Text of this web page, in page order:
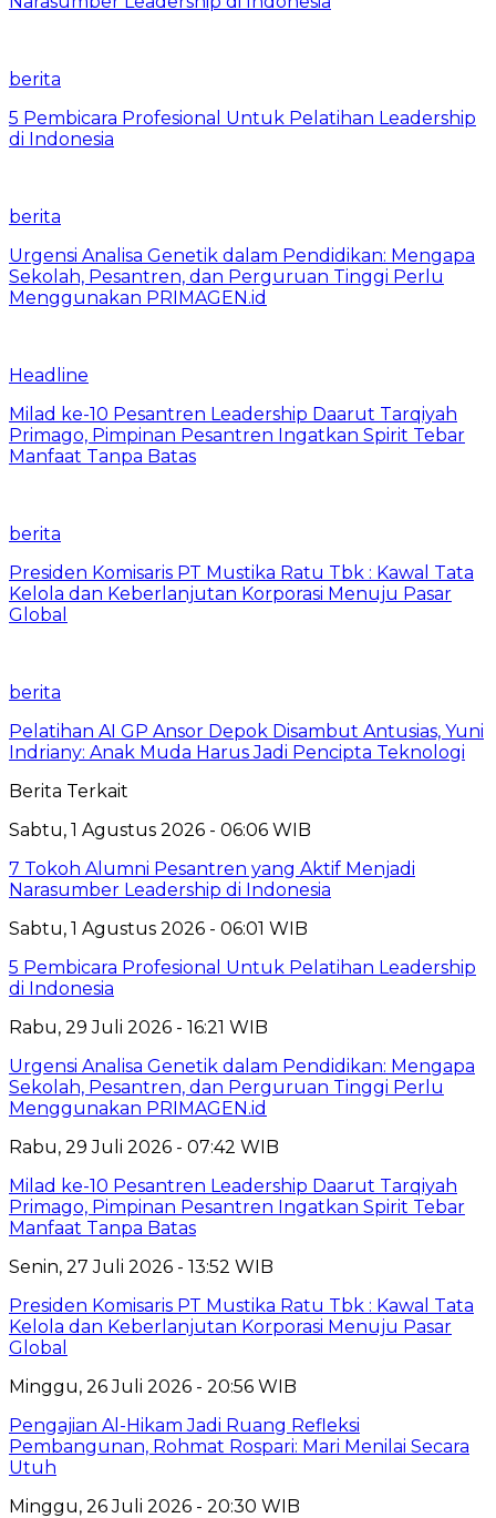
berita
5 Pembicara Profesional Untuk Pelatihan Leadership
di Indonesia
berita
Urgensi Analisa Genetik dalam Pendidikan: Mengapa
Sekolah, Pesantren, dan Perguruan Tinggi Perlu
Menggunakan PRIMAGEN.id
Headline
Milad ke-10 Pesantren Leadership Daarut Tarqiyah
Primago, Pimpinan Pesantren Ingatkan Spirit Tebar
Manfaat Tanpa Batas
berita
Presiden Komisaris PT Mustika Ratu Tbk : Kawal Tata
Kelola dan Keberlanjutan Korporasi Menuju Pasar
Global
berita
Pelatihan AI GP Ansor Depok Disambut Antusias, Yuni
Indriany: Anak Muda Harus Jadi Pencipta Teknologi
Berita Terkait
Sabtu, 1 Agustus 2026 - 06:06 WIB
7 Tokoh Alumni Pesantren yang Aktif Menjadi
Narasumber Leadership di Indonesia
Sabtu, 1 Agustus 2026 - 06:01 WIB
5 Pembicara Profesional Untuk Pelatihan Leadership
di Indonesia
Rabu, 29 Juli 2026 - 16:21 WIB
Urgensi Analisa Genetik dalam Pendidikan: Mengapa
Sekolah, Pesantren, dan Perguruan Tinggi Perlu
Menggunakan PRIMAGEN.id
Rabu, 29 Juli 2026 - 07:42 WIB
Milad ke-10 Pesantren Leadership Daarut Tarqiyah
Primago, Pimpinan Pesantren Ingatkan Spirit Tebar
Manfaat Tanpa Batas
Senin, 27 Juli 2026 - 13:52 WIB
Presiden Komisaris PT Mustika Ratu Tbk : Kawal Tata
Kelola dan Keberlanjutan Korporasi Menuju Pasar
Global
Minggu, 26 Juli 2026 - 20:56 WIB
Pengajian Al-Hikam Jadi Ruang Refleksi
Pembangunan, Rohmat Rospari: Mari Menilai Secara
Utuh
Minggu, 26 Juli 2026 - 20:30 WIB